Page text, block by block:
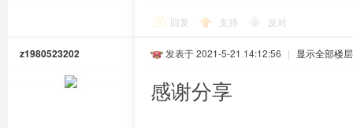
回复 支持 反对
z1980523202 发表于 2021-5-21 14:12:56 | 显示全部楼层
感谢分享